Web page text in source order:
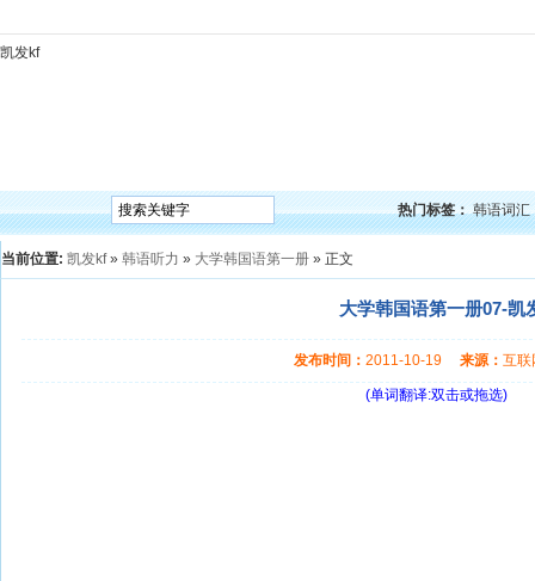
凯发kf
热门标签： 韩语词汇
当前位置: 凯发kf» 韩语听力 » 大学韩国语第一册 » 正文
大学韩国语第一册07-凯
发布时间： 2011-10-19 来源： 互
(单词翻译:双击或拖选)